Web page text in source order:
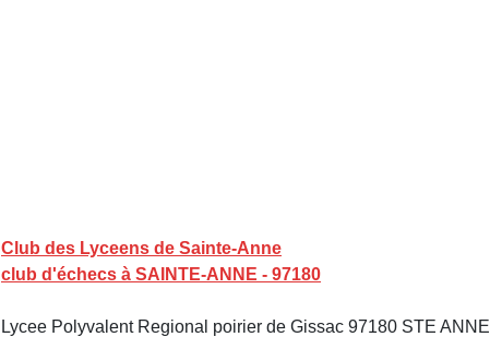
Club des Lyceens de Sainte-Anne
club d'échecs à SAINTE-ANNE - 97180
Lycee Polyvalent Regional poirier de Gissac 97180 STE ANNE